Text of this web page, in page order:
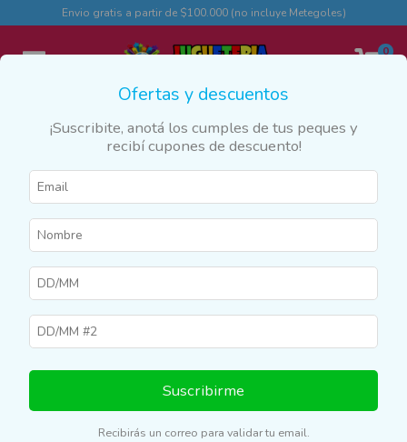
Envio gratis a partir de $100.000 (no incluye Metegoles)
0
Hot Wheels
Filtrar
10%
Ofertas y descuentos
¡Suscribite, anotá los cumples de tus peques y
recibí cupones de descuento!
Suscribirme
Recibirás un correo para validar tu email.